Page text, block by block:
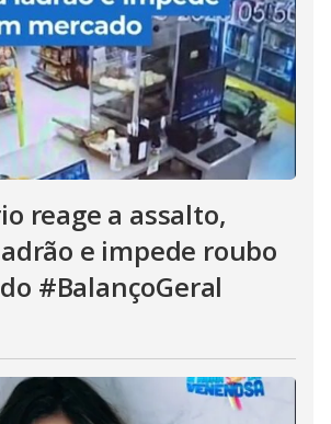
reage a assalto,
e impede roubo
#BalançoGeral